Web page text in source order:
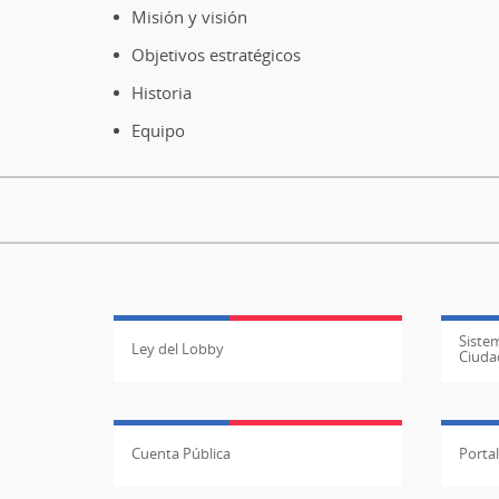
Misión y visión
Objetivos estratégicos
Historia
Equipo
Ley del Lobby
Cuenta Pública